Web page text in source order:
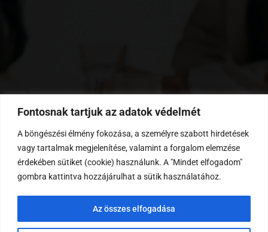
Fontosnak tartjuk az adatok védelmét
A böngészési élmény fokozása, a személyre szabott hirdetések
vagy tartalmak megjelenítése, valamint a forgalom elemzése
érdekében sütiket (cookie) használunk. A "Mindet elfogadom"
gombra kattintva hozzájárulhat a sütik használatához.
Az összes elfogadása